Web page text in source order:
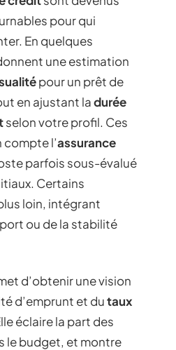
pour qui
En quelques
une estimation
pour un prêt de
en ajustant ladurée
selon votre profil. Ces
l’assurance
parfois sous-évalué
Certains
loin, intégrant
ou de la stabilité
d’obtenir une vision
d’emprunt et dutaux
éclaire la part des
le budget, et montre